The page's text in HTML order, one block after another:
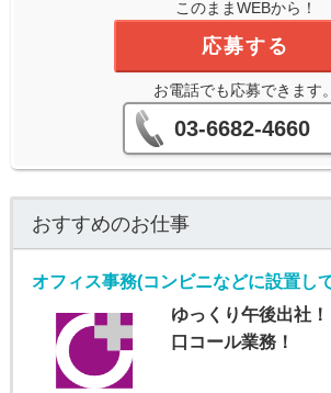
このままWEBから！
応募する
お電話でも応募できます。
03-6682-4660
おすすめのお仕事
ゆっくり午後出社
口コール業務！